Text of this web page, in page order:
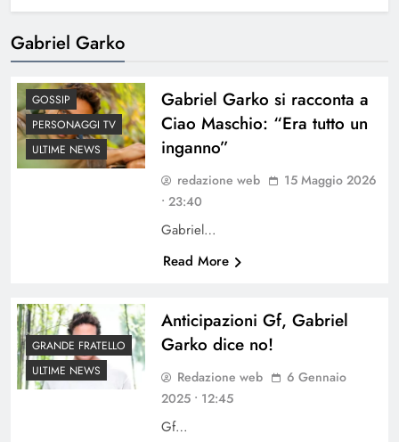
Gabriel Garko
GOSSIP
PERSONAGGI TV
ULTIME NEWS
Gabriel Garko si racconta a
Ciao Maschio: “Era tutto un
inganno”
redazione web
15 Maggio 2026
• 23:40
Gabriel…
Read More
GRANDE FRATELLO
ULTIME NEWS
Anticipazioni Gf, Gabriel
Garko dice no!
Redazione web
6 Gennaio
2025 • 12:45
Gf…